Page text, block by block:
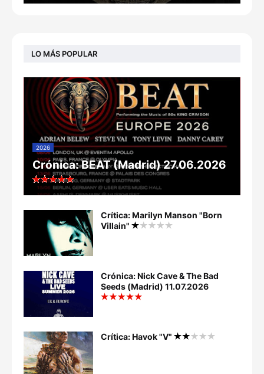
LO MÁS POPULAR
2026
Crónica: BEAT (Madrid) 27.06.2026
Crítica: Marilyn Manson "Born
Villain"
Crónica: Nick Cave & The Bad
Seeds (Madrid) 11.07.2026
Crítica: Havok "V"